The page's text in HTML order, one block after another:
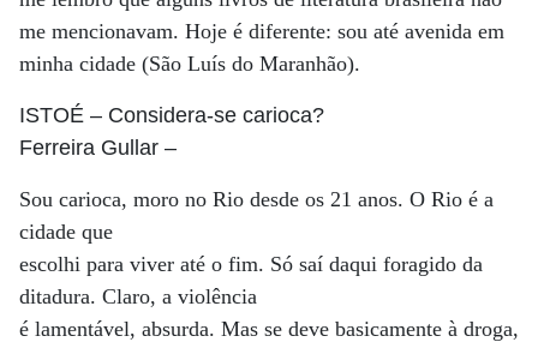
me mencionavam. Hoje é diferente: sou até avenida em
minha cidade (São Luís do Maranhão).
ISTOÉ – Considera-se carioca?
Ferreira Gullar –
Sou carioca, moro no Rio desde os 21 anos. O Rio é a
cidade que
escolhi para viver até o fim. Só saí daqui foragido da
ditadura. Claro, a violência
é lamentável, absurda. Mas se deve basicamente à droga,